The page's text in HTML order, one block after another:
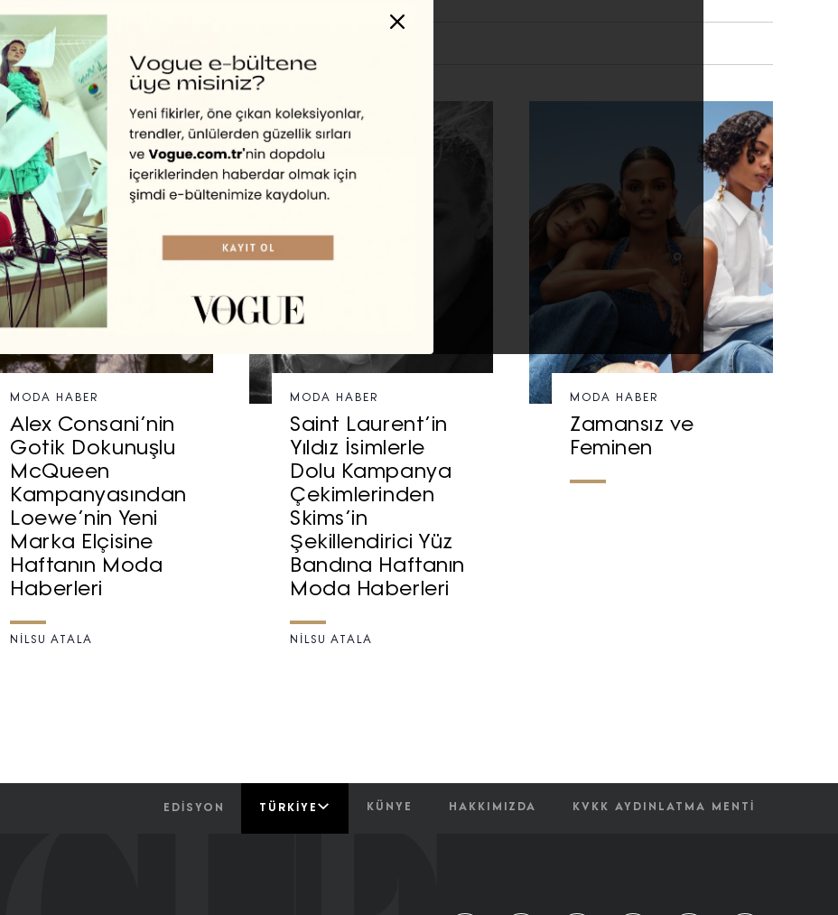
MODA HABER
Alex Consani’nin
Gotik Dokunuşlu
McQueen
Kampanyasından
Loewe’nin Yeni
Marka Elçisine
Haftanın Moda
Haberleri
NILSU ATALA
MODA HABER
Saint Laurent’in
Yıldız İsimlerle
Dolu Kampanya
Çekimlerinden
Skims’in
Şekillendirici Yüz
Bandına Haftanın
Moda Haberleri
NILSU ATALA
MODA HABER
Zamansız ve
Feminen
EDİSYON TÜRKIYE KÜNYE HAKKIMIZDA KVKK AYDINLATMA MENTI